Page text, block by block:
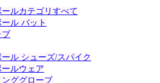
ルカテゴリすべて
ル バット
ル シューズ/スパイク
ルウェア
ググローブ